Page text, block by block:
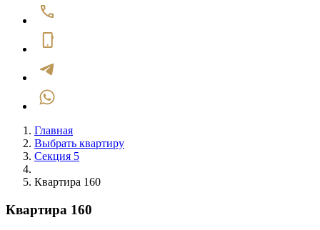
Главная
Выбрать квартиру
Секция 5
Квартира 160
Квартира 160